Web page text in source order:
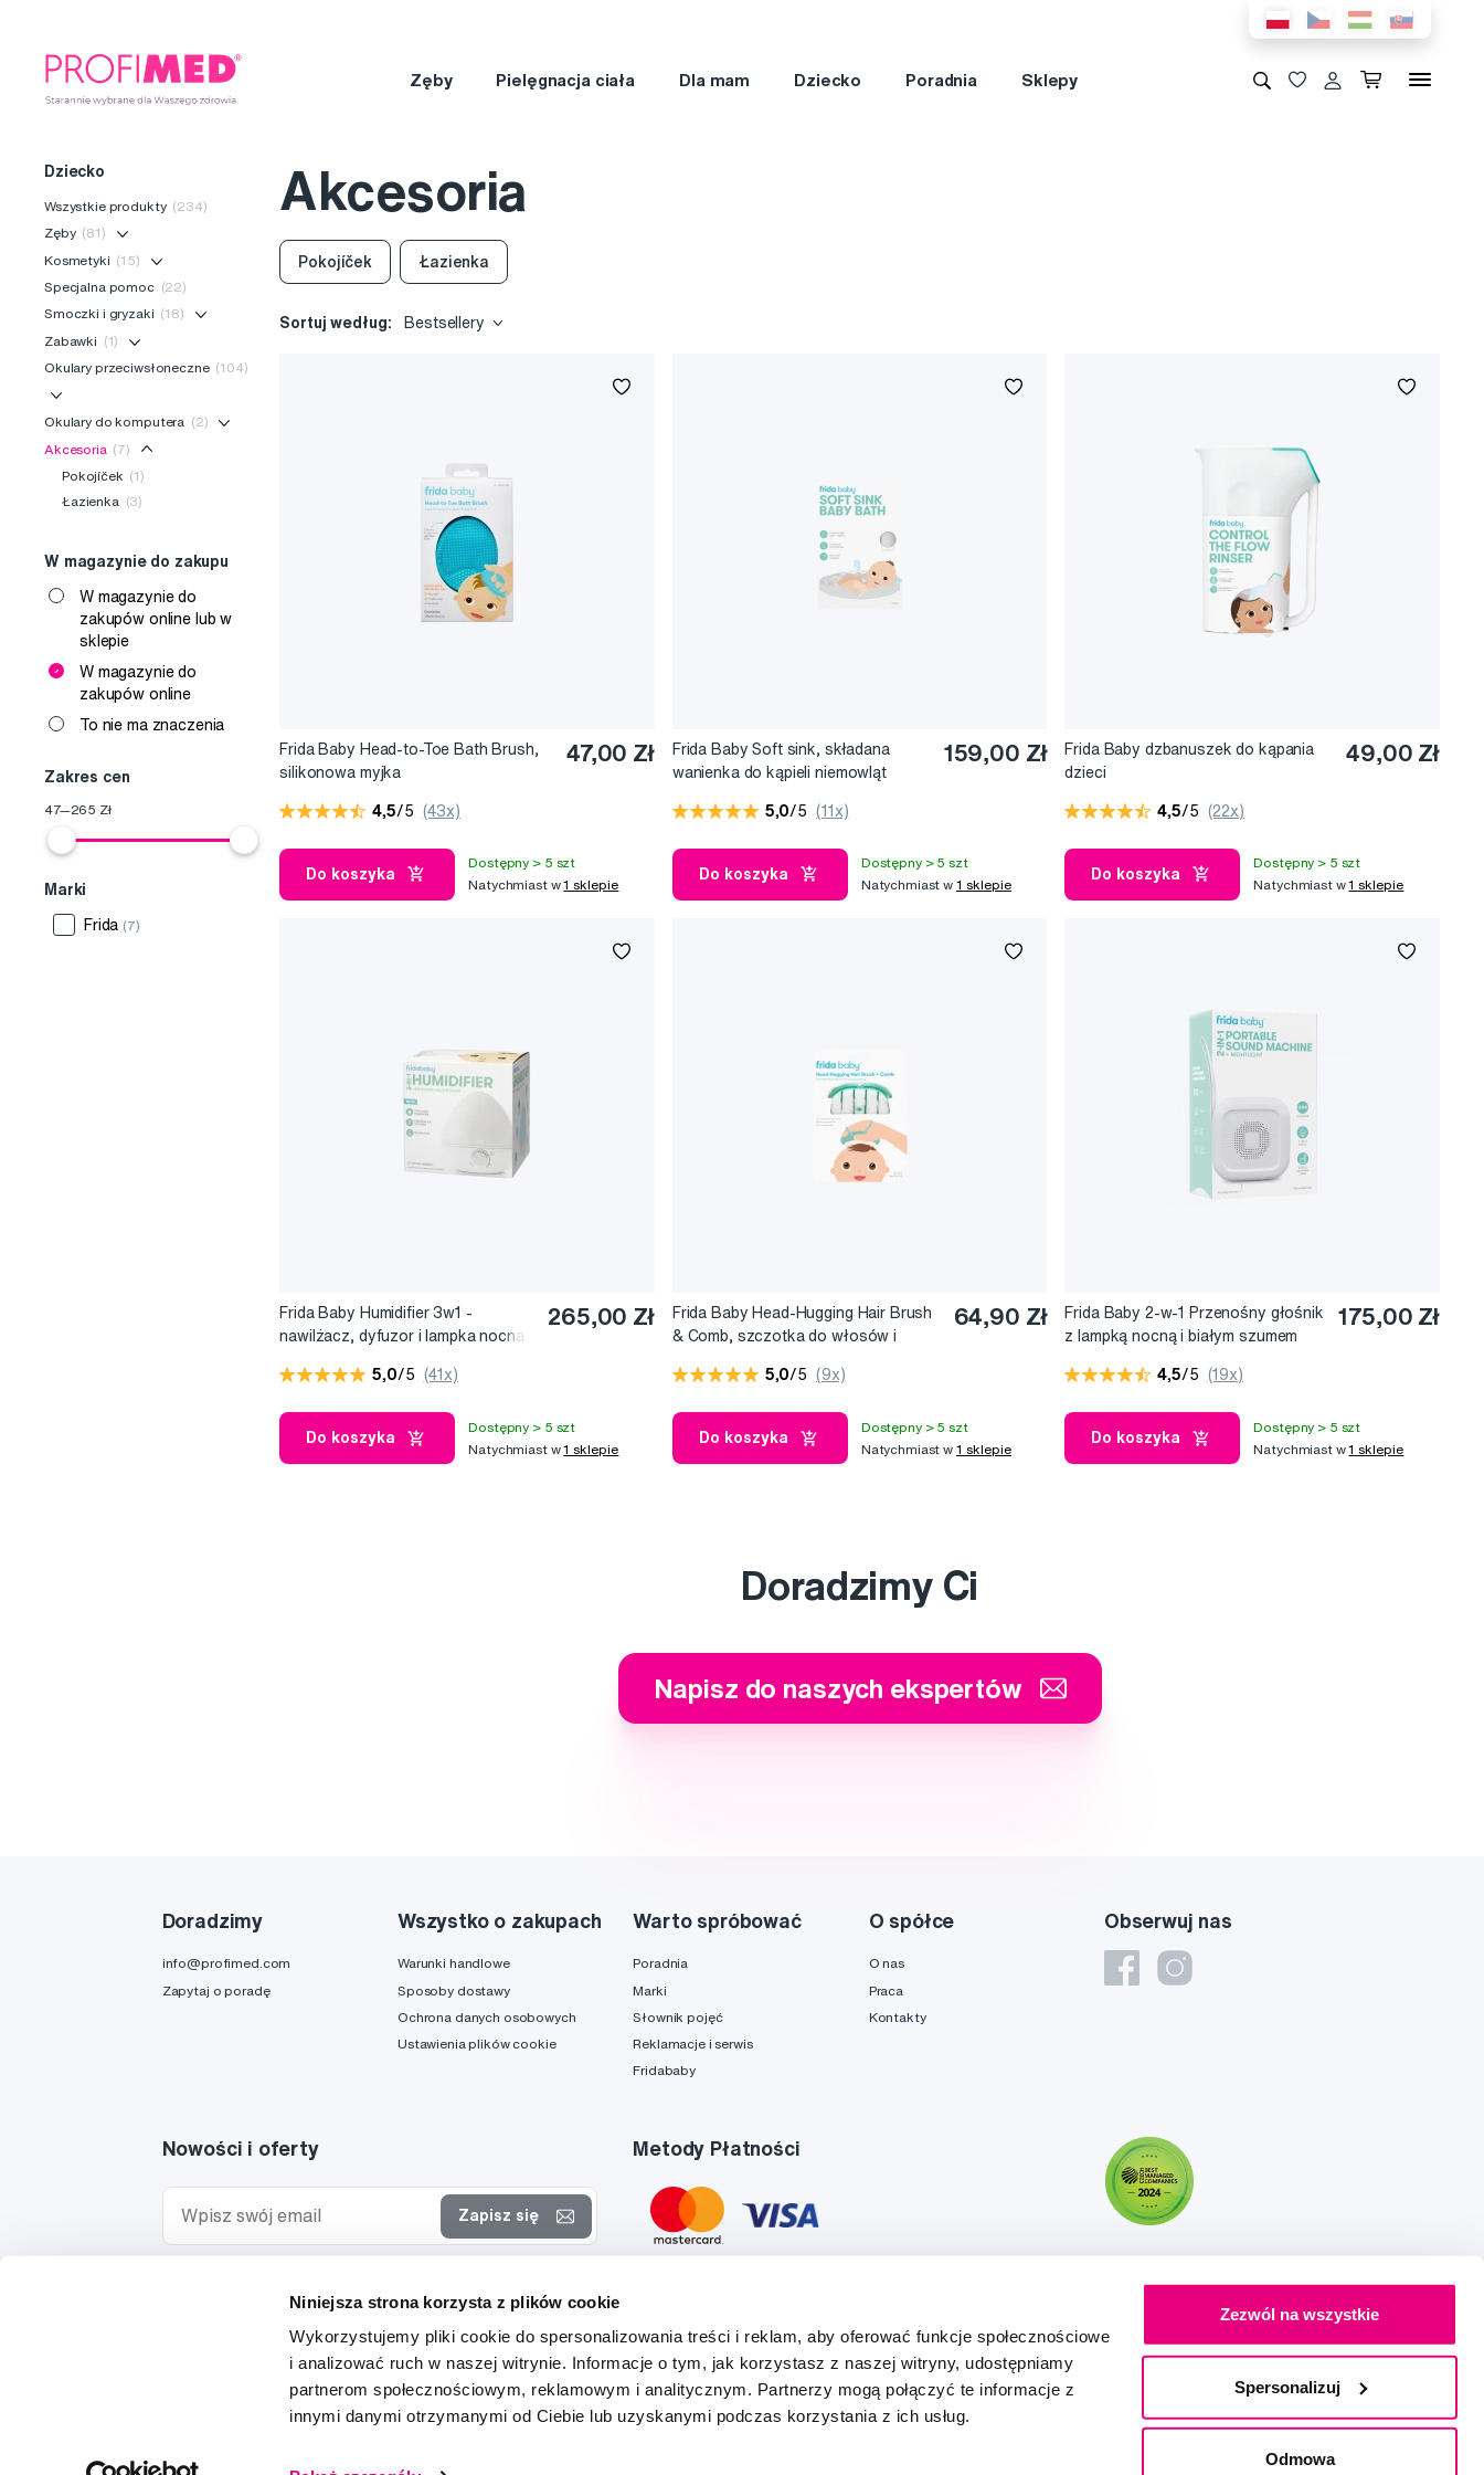
Niniejsza strona korzysta z plików cookie
Wykorzystujemy pliki cookie do spersonalizowania treści i reklam, aby oferować funkcje społecznościowe
i analizować ruch w naszej witrynie. Informacje o tym, jak korzystasz z naszej witryny, udostępniamy
partnerom społecznościowym, reklamowym i analitycznym. Partnerzy mogą połączyć te informacje z
innymi danymi otrzymanymi od Ciebie lub uzyskanymi podczas korzystania z ich usług.
Zezwól na wszystkie
Spersonalizuj
Odmowa
Zęby Pielęgnacja ciała Dla mam Dziecko Poradnia Sklepy
Dziecko
Wszystkie produkty (234)
Zęby (81)
Kosmetyki (15)
Specjalna pomoc (22)
Smoczki i gryzaki (18)
Zabawki (1)
Okulary przeciwsłoneczne (104)
Okulary do komputera (2)
Akcesoria (7)
Pokojíček (1)
Łazienka
(3)
W magazynie do zakupu
W magazynie do
zakupów online lub w
sklepie
W magazynie do
zakupów online
To nie ma znaczenia
Zakres cen
47—265 Zł
Marki
Frida (7)
Akcesoria
Pokojíček Łazienka
Sortuj według: Bestsellery
Frida Baby Head-to-Toe Bath Brush,
silikonowa myjka
47,00 Zł
4,5/5 (43x)
Do koszyka
Dostępny > 5 szt
Natychmiast w1 sklepie
Frida Baby Soft sink, składana
wanienka do kąpieli niemowląt
159,00 Zł
5,0/5 (11x)
Do koszyka
Dostępny > 5 szt
Natychmiast w 1 sklepie
Frida Baby dzbanuszek do kąpania
dzieci
49,00 Zł
4,5/5 (22x)
Do koszyka
Dostępny > 5 szt
Natychmiast w1 sklepie
Frida Baby Humidifier 3w1 -
nawilżacz, dyfuzor i lampka nocna
265,00 Zł
5,0/5 (41x)
Do koszyka
Dostępny > 5 szt
Natychmiast w1 sklepie
Frida Baby Head-Hugging Hair Brush
& Comb, szczotka do włosów i
64,90 Zł
5,0/5 (9x)
Do koszyka
Dostępny > 5 szt
Natychmiast w 1 sklepie
Frida Baby 2-w-1 Przenośny głośnik
z lampką nocną i białym szumem
175,00 Zł
4,5/5 (19x)
Do koszyka
Dostępny > 5 szt
Natychmiast w1 sklepie
Doradzimy Ci
Napisz do naszych ekspertów
Obserwuj nas
Doradzimy
info@profimed.com
Zapytaj o poradę
Wszystko o zakupach
Warunki handlowe
Sposoby dostawy
Ochrona danych osobowych
Ustawienia plików cookie
Warto spróbować
Poradnia
Marki
Słownik pojęć
Reklamacje i serwis
Fridababy
O spółce
O nas
Praca
Kontakty
Nowości i oferty
Zapisz się
specjalnych i wyrażam zgodę naprzetwarzanie danych
w tym celu.
Metody Płatności
Tato stránka je chráněna službou reCAPTCHA a platí zdeZásady ochrany soukromí a
Stworzony z miłościąIZON+2FRESH